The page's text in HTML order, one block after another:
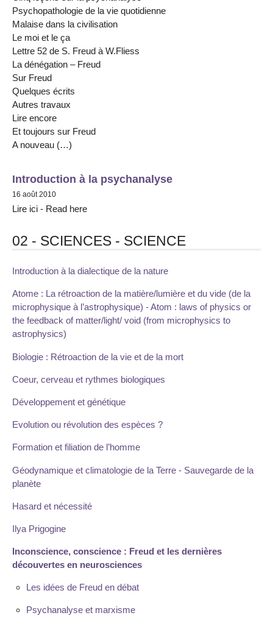
Psychopathologie de la vie quotidienne
Malaise dans la civilisation
Le moi et le ça
Lettre 52 de S. Freud à W.Fliess
La dénégation – Freud
Sur Freud
Quelques écrits
Autres travaux
Lire encore
Et toujours sur Freud
A nouveau (…)
Introduction à la psychanalyse
16 août 2010
Lire ici - Read here
02 - SCIENCES - SCIENCE
Introduction à la dialectique de la nature
Atome : La rétroaction de la matière/lumière et du vide (de la
microphysique à l’astrophysique) - Atom : laws of physics or
the feedback of matter/light/ void (from microphysics to
astrophysics)
Biologie : Rétroaction de la vie et de la mort
Coeur, cerveau et rythmes biologiques
Développement et génétique
Evolution ou révolution des espèces ?
Formation et filiation de l’homme
Géodynamique et climatologie de la Terre - Sauvegarde de la
planète
Hasard et nécessité
Ilya Prigogine
Inconscience, conscience : Freud et les dernières
découvertes en neurosciences
Les idées de Freud en débat
Psychanalyse et marxisme